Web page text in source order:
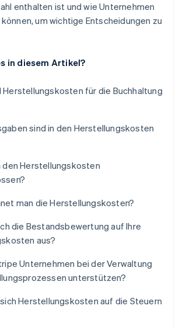
enthalten ist und wie Unternehmen
um wichtige Entscheidungen zu
in diesem Artikel?
Herstellungskosten für die Buchhaltung
sind in den Herstellungskosten
den Herstellungskosten
man die Herstellungskosten?
die Bestandsbewertung auf Ihre
aus?
Unternehmen bei der Verwaltung
unterstützen?
Herstellungskosten auf die Steuern